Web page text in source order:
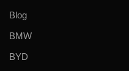
Blog
BMW
BYD